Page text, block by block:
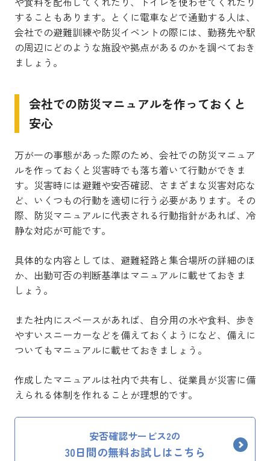
することもあります。とくに電車などで通勤する人は、
会社での避難訓練や防災イベントの際には、勤務先や駅
の周辺にどのような施設や拠点があるのかを調べておき
ましょう。
会社での防災マニュアルを作っておくと
安心
万が一の事態があった際のため、会社での防災マニュア
ルを作っておくと災害時でも落ち着いて行動ができま
す。災害時には避難や安否確認、さまざまな災害対応な
ど、いくつもの行動を適切に行う必要があります。その
際、防災マニュアルに代表される行動指針があれば、冷
静な対応が可能です。
具体的な内容としては、避難経路と集合場所の詳細のほ
か、出勤可否の判断基準はマニュアルに載せておきま
しょう。
また社内にスペースがあれば、自分用の水や食料、歩き
やすいスニーカーなどを備えておくようになど、備えに
ついてもマニュアルに載せておきましょう。
作成したマニュアルは社内で共有し、従業員が災害に備
えられる体制を作れることが理想的です。
安否確認サービス2の
30日間の無料お試しはこちら